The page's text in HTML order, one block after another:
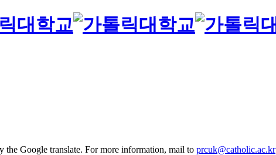
the Google translate. For more information, mail to prcuk@catholic.ac.kr